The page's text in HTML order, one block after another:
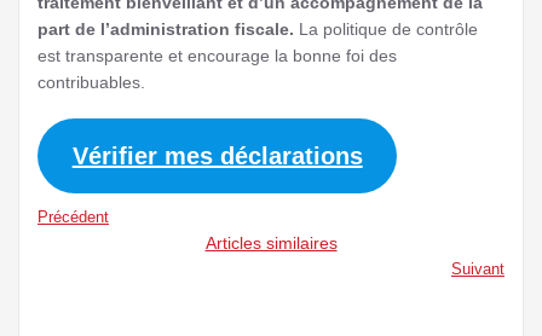
part de l’administration fiscale. La politique de contrôle
est transparente et encourage la bonne foi des
contribuables.
Vérifier mes déclarations
Précédent
Articles similaires
Suivant